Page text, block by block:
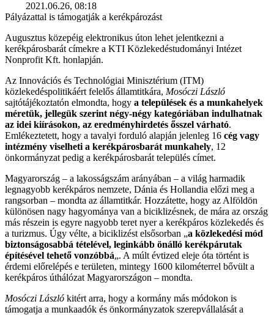
2021.06.26, 08:18
Pályázattal is támogatják a kerékpározást
Augusztus közepéig elektronikus úton lehet jelentkezni a
kerékpárosbarát címekre a KTI Közlekedéstudományi Intézet
Nonprofit Kft. honlapján.
Az Innovációs és Technológiai Minisztérium (ITM)
közlekedéspolitikáért felelős államtitkára, Mosóczi László
sajtótájékoztatón elmondta, hogy a települések és a munkahelyek
méretük, jellegük szerint négy-négy kategóriában indulhatnak
az idei kiírásokon, az eredményhirdetés ősszel várható.
Emlékeztetett, hogy a tavalyi forduló alapján jelenleg 16 cég vagy
intézmény viselheti a kerékpárosbarát munkahely, 12
önkormányzat pedig a kerékpárosbarát település címet.
Magyarország – a lakosságszám arányában – a világ harmadik
legnagyobb kerékpáros nemzete, Dánia és Hollandia előzi meg a
rangsorban – mondta az államtitkár. Hozzátette, hogy az Alföldön
különösen nagy hagyománya van a biciklizésnek, de mára az ország
más részein is egyre nagyobb teret nyer a kerékpáros közlekedés és
a turizmus. Úgy vélte, a biciklizést elsősorban „a közlekedési mód
biztonságosabbá tételével, leginkább önálló kerékpárutak
építésével tehető vonzóbbá„. A múlt évtized eleje óta történt is
érdemi előrelépés e területen, mintegy 1600 kilométerrel bővült a
kerékpáros úthálózat Magyarországon – mondta.
Mosóczi László kitért arra, hogy a kormány más módokon is
támogatja a munkaadók és önkormányzatok szerepvállalását a